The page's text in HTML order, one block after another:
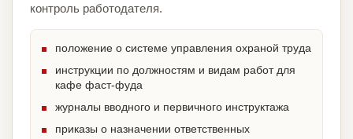
контроль работодателя.
положение о системе управления охраной труда
инструкции по должностям и видам работ для
кафе фаст-фуда
журналы вводного и первичного инструктажа
приказы о назначении ответственных